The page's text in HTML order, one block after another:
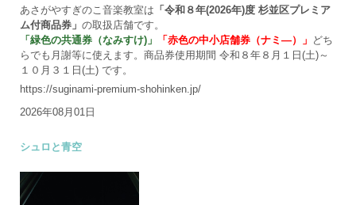
あさがやすぎのこ音楽教室は 「令和８年(2026年)度 杉並区プレミア
ム付商品券」 の取扱店舗です。
「緑色の共通券（なみすけ)」
「赤色の中小店舗券（ナミ―）」 どち
らでも月謝等に使えます。商品券使用期間 令和８年８月１日(土)～
１０月３１日(土) です。
https://suginami-premium-shohinken.jp/
2026年08月01日
シュロと青空